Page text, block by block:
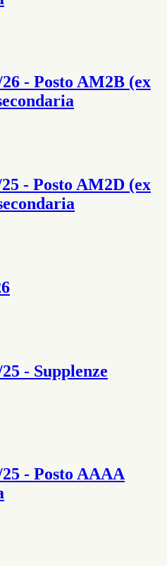
- Posto AM2B (ex
- Posto AM2D (ex
- Supplenze
- Posto AAAA